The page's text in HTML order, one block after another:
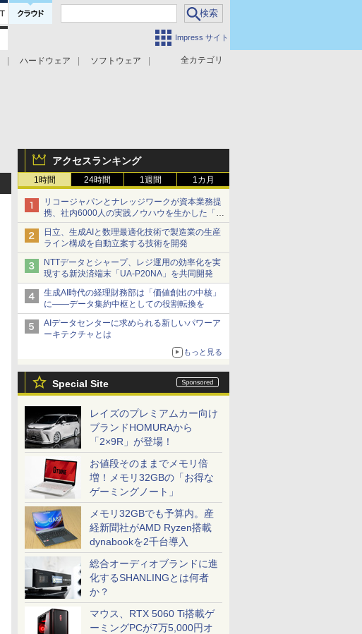
Impress サイト
全カテゴリ
ハードウェア
ソフトウェア
アクセスランキング
1時間 24時間 1週間 1カ月
リコージャパンとナレッジワークが資本業務提
携、社内6000人の実践ノウハウを生かした「AI
商談記録 for RICOH」を展開へ
日立、生成AIと数理最適化技術で製造業の生産
ライン構成を自動立案する技術を開発
NTTデータとシャープ、レジ運用の効率化を実
現する新決済端末「UA-P20NA」を共同開発
生成AI時代の経理財務部は「価値創出の中核」
に――データ集約中枢としての役割転換を
AIデータセンターに求められる新しいパワーア
ーキテクチャとは
もっと見る
Special Site
レイズのプレミアムカー向け
ブランドHOMURAから
「2×9R」が登場！
お値段そのままでメモリ倍
増！メモリ32GBの「お得な
ゲーミングノート」
メモリ32GBでも予算内。産
経新聞社がAMD Ryzen搭載
dynabookを2千台導入
総合オーディオブランドに進
化するSHANLINGとは何者
か？
マウス、RTX 5060 Ti搭載ゲ
ーミングPCが7万5,000円オ